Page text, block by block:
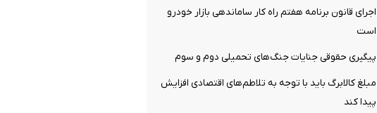
اجرای قانون برنامه هفتم راه کار ساماندهی بازار خودرو
است
پیگیری حقوقی جنایات جنگ‌های تحمیلی دوم و سوم
مبلغ کالابرگ باید با توجه به تلاطم‌های اقتصادی افزایش
پیدا کند